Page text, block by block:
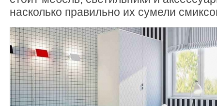
насколько правильно их сумели